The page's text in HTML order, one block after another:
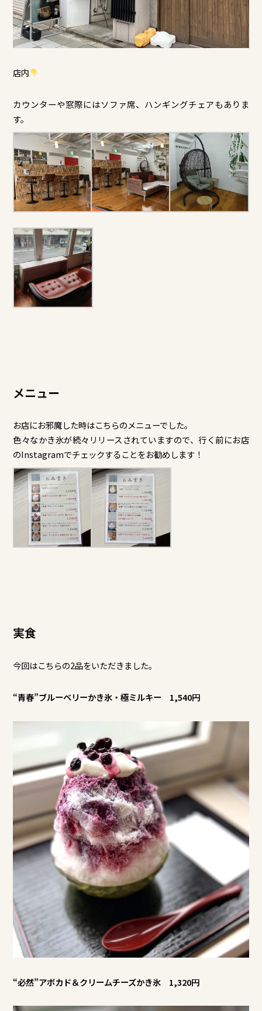
店内
カウンターや窓際にはソファ席、ハンギングチェアもありま
す。
メニュー
お店にお邪魔した時はこちらのメニューでした。
色々なかき氷が続々リリースされていますので、行く前にお店
のInstagramでチェックすることをお勧めします！
実食
今回はこちらの2品をいただきました。
“青春”ブルーベリーかき氷・極ミルキー 1,540円
“必然”アボカド＆クリームチーズかき氷 1,320円